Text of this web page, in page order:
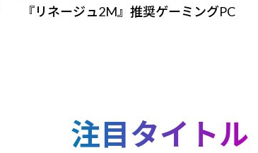
『リネージュ2M』推奨ゲーミングPC
注目タイトル